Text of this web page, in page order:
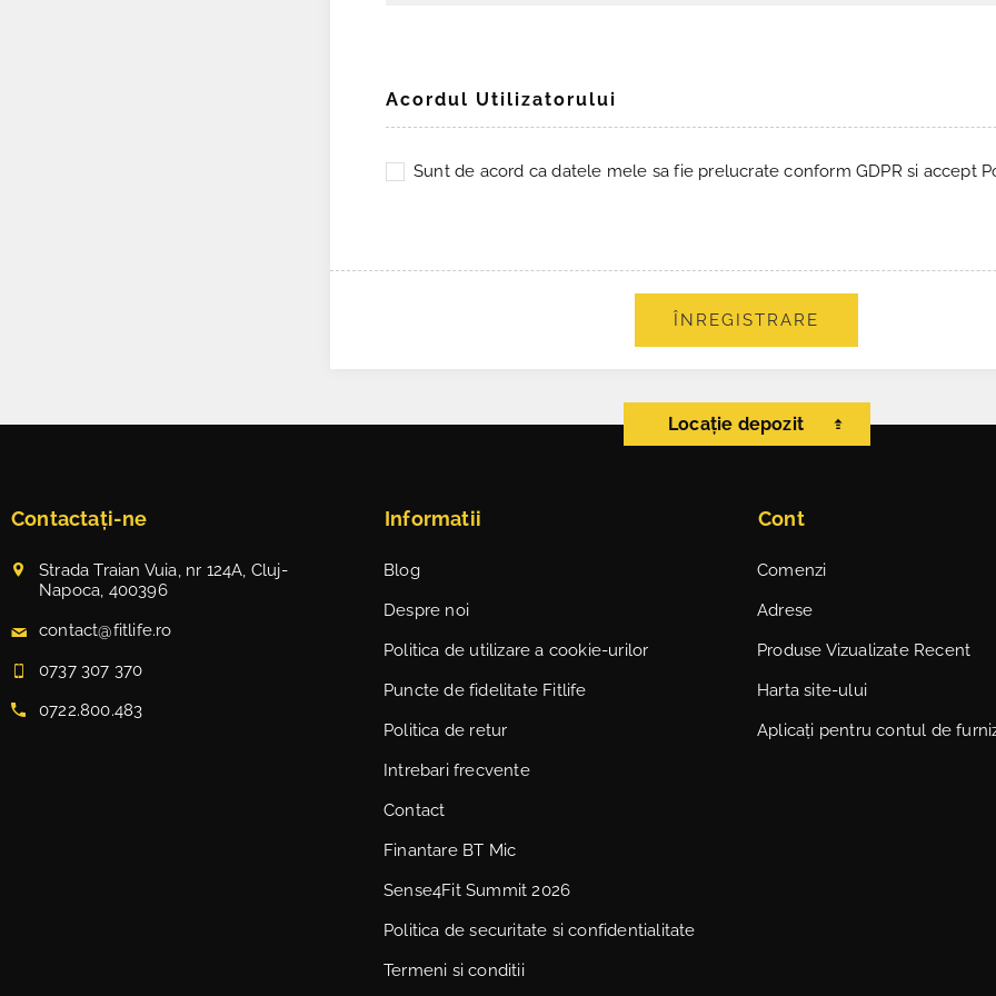
Acordul Utilizatorului
Sunt de acord ca datele mele sa fie prelucrate conform GDPR si accept
ÎNREGISTRARE
Locație depozit
Contactați-ne
Strada Traian Vuia, nr 124A, Cluj-
Napoca, 400396
contact@fitlife.ro
0737 307 370
0722.800.483
Informatii
Blog
Despre noi
Politica de utilizare a cookie-urilor
Puncte de fidelitate Fitlife
Politica de retur
Intrebari frecvente
Contact
Finantare BT Mic
Sense4Fit Summit 2026
Politica de securitate si confidentialitate
Termeni si conditii
Cont
Comenzi
Adrese
Produse Vizualizate Recent
Harta site-ului
Aplicați pentru contul de